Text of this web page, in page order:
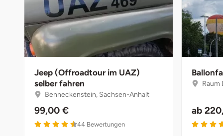
Jeep (Offroadtour im UAZ)
selber fahren
Benneckenstein, Sachsen-Anhalt
99,00 €
44 Bewertungen
Raum
ab
Haßfurt
Heidelberg
Heidenheim
Heilbronn
Heldburg